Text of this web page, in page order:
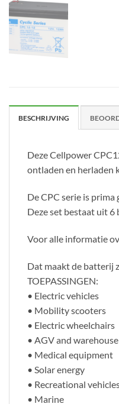
BESCHRIJVING
Deze Cellpower
ontladen en herladen
De CPC serie is
Deze set bestaat uit 6
Voor alle informatie
Dat maakt de batterij
TOEPASSINGEN:
• Electric vehicles
• Mobility scooters
• Electric wheelchairs
• AGV and
• Medical equipment
• Solar energy
• Recreational
• Marine